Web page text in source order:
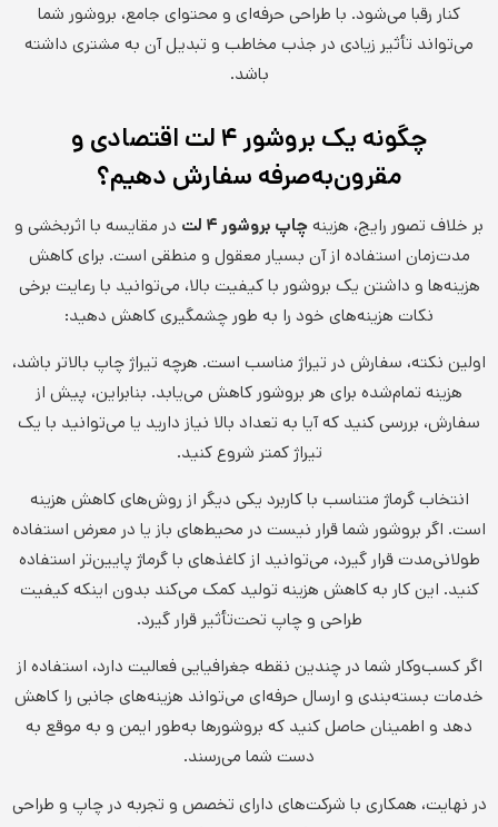
کنار رقبا می‌شود. با طراحی حرفه‌ای و محتوای جامع، بروشور شما
می‌تواند تأثیر زیادی در جذب مخاطب و تبدیل آن به مشتری داشته
باشد.
چگونه یک بروشور ۴ لت اقتصادی و
مقرون‌به‌صرفه سفارش دهیم؟
بر خلاف تصور رایج، هزینهچاپ بروشور ۴ لت
در مقایسه با اثربخشی و
مدت‌زمان استفاده از آن بسیار معقول و منطقی است. برای کاهش
هزینه‌ها و داشتن یک بروشور با کیفیت بالا، می‌توانید با رعایت برخی
نکات هزینه‌های خود را به طور چشمگیری کاهش دهید:
اولین نکته، سفارش در تیراژ مناسب است. هرچه تیراژ چاپ بالاتر باشد،
هزینه تمام‌شده برای هر بروشور کاهش می‌یابد. بنابراین، پیش از
سفارش، بررسی کنید که آیا به تعداد بالا نیاز دارید یا می‌توانید با یک
تیراژ کمتر شروع کنید.
انتخاب گرماژ متناسب با کاربرد یکی دیگر از روش‌های کاهش هزینه
است. اگر بروشور شما قرار نیست در محیط‌های باز یا در معرض استفاده
طولانی‌مدت قرار گیرد، می‌توانید از کاغذهای با گرماژ پایین‌تر استفاده
کنید. این کار به کاهش هزینه تولید کمک می‌کند بدون اینکه کیفیت
طراحی و چاپ تحت‌تأثیر قرار گیرد.
اگر کسب‌وکار شما در چندین نقطه جغرافیایی فعالیت دارد، استفاده از
خدمات بسته‌بندی و ارسال حرفه‌ای می‌تواند هزینه‌های جانبی را کاهش
دهد و اطمینان حاصل کنید که بروشورها به‌طور ایمن و به موقع به
دست شما می‌رسند.
در نهایت، همکاری با شرکت‌های دارای تخصص و تجربه در چاپ و طراحی